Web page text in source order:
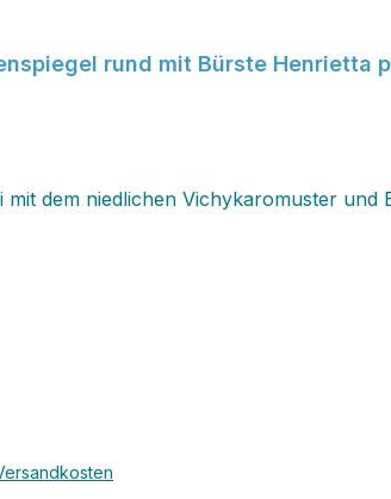
rund mit Bürste Henrietta
mit dem niedlichen Vichykaromuster